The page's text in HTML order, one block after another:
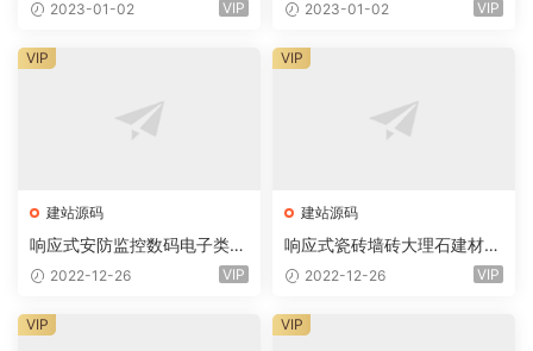
2023-01-02 VIP 2023-01-02 VIP
建站源码
响应式安防监控数码电子类企
业网站eyoucms易优模板(pc
2022-12-26 VIP
VIP
建站源码
响应式瓷砖墙砖大理石建材类
网站eyoucms易优模板(pc+
2022-12-26 VIP
VIP
VIP VIP